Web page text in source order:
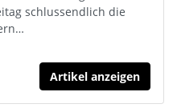
schlussendlich die
Artikel anzeigen